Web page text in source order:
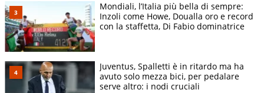
Mondiali, l’Italia più bella di sempre:
Inzoli come Howe, Doualla oro e record
con la staffetta, Di Fabio dominatrice
Juventus, Spalletti è in ritardo ma ha
avuto solo mezza bici, per pedalare
serve altro: i nodi cruciali